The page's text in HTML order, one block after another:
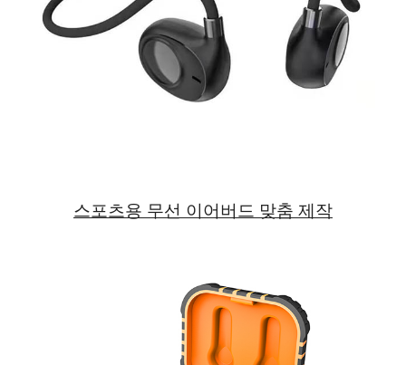
스포츠용 무선 이어버드 맞춤 제작